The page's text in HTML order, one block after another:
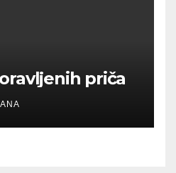
priča